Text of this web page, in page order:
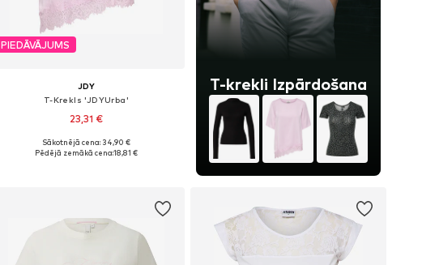
PIEDĀVĀJUMS
JDY
T-Krekls 'JDYUrba'
23,31 €
Pieejamie izmēri: XS, S, M, L
Sākotnējā cena: 34,90 €
Pēdējā zemākā cena:18,81 €
T-krekli Izpārdošana